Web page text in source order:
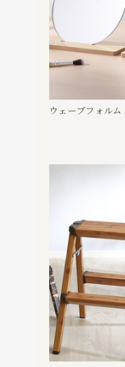
ウェーブフォルム